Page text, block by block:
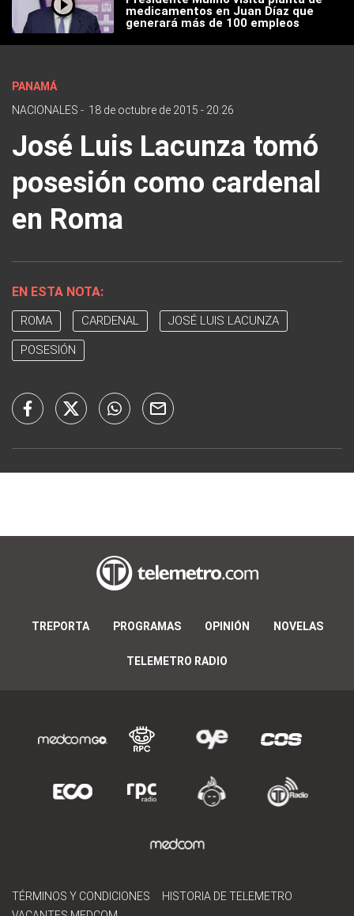
medicamentos en Juan Díaz que
generará más de 100 empleos
PANAMÁ
NACIONALES - 18 de octubre de 2015 - 20:26
José Luis Lacunza tomó
posesión como cardenal
en Roma
EN ESTA NOTA:
ROMA CARDENAL JOSÉ LUIS LACUNZA
POSESIÓN
TREPORTA PROGRAMAS OPINIÓN NOVELAS
TELEMETRO RADIO
TÉRMINOS Y CONDICIONES
HISTORIA DE TELEMETRO